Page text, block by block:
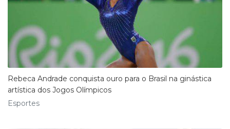
Rebeca Andrade conquista ouro para o Brasil na ginástica
artística dos Jogos Olímpicos
Esportes